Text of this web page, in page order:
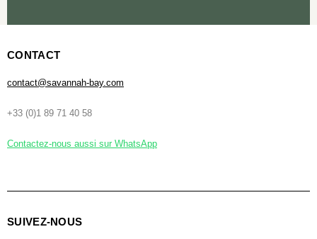
CONTACT
contact@savannah-bay.com
+33 (0)1 89 71 40 58
Contactez-nous aussi sur WhatsApp
SUIVEZ-NOUS